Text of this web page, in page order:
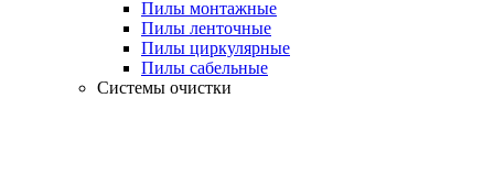
Пилы монтажные
Пилы ленточные
Пилы циркулярные
Пилы сабельные
Системы очистки